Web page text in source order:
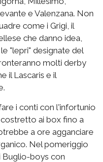
e Valenzana. Non
come i Grigi, il
che danno idea,
"lepri" designate del
molti derby
il Lascaris e il
i conti con l'infortunio
ai box fino a
a ore agganciare
Nel pomeriggio
Buglio-boys con